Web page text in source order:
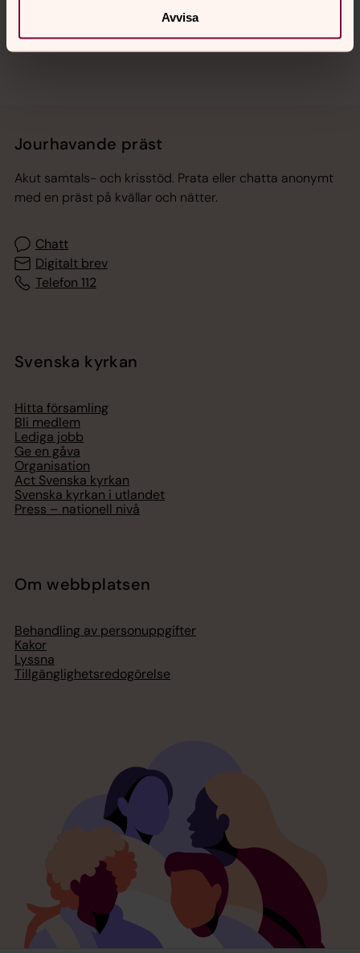
Avvisa
Jourhavande präst
Akut samtals- och krisstöd. Prata eller chatta anonymt
med en präst på kvällar och nätter.
Chatt
Digitalt brev
Telefon 112
Svenska kyrkan
Hitta församling
Bli medlem
Lediga jobb
Ge en gåva
Organisation
Act Svenska kyrkan
Svenska kyrkan i utlandet
Press – nationell nivå
Om webbplatsen
Behandling av personuppgifter
Kakor
Lyssna
Tillgänglighetsredogörelse